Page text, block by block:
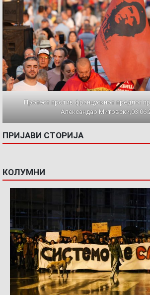
Протест против францускиот предлог
Александар
ПРИЈАВИ СТОРИЈА
КОЛУМНИ